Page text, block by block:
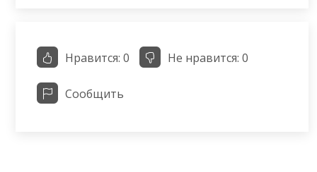
Нравится: 0 Не нравится: 0
Сообщить